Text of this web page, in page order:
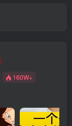
160W+